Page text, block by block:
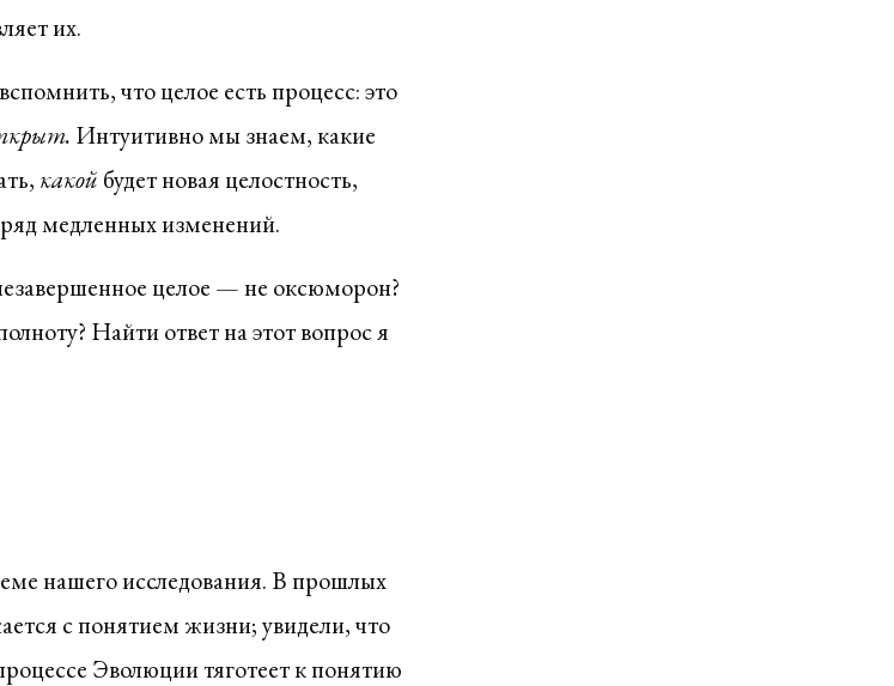
их.
что целое есть процесс: это
Интуитивно мы знаем, какие
какой будет новая целостность,
ряд медленных изменений.
целое — не оксюморон?
Найти ответ на этот вопрос я
нашего исследования. В прошлых
с понятием жизни; увидели, что
Эволюции тяготеет к понятию